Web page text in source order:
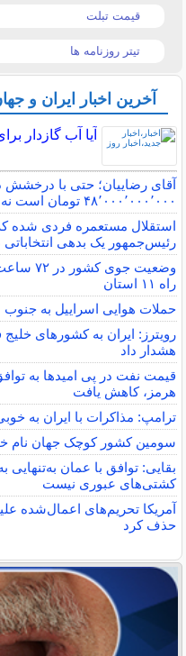
قیمت تبلت
تیتر روزنامه ها
آخرین اخبار ایران و
آیا آب گازدار
آقای رضاییان؛ حتی با
۴۸٬۰۰۰٬۰۰۰٬۰۰۰ تومان است نه ۲۵۰٬۰۰۰٬۰۰۰٬۰۰۰
استقلال مستعمره فردی شده که
رئیس‌جمهور یک بدهی انتخاباتی
وضعیت
راه ۱۱ استان
حملات هوایی اسراییل به جنوب
رویترز: ایران به کشورهای
هشدار داد
قیمت نفت در پی امیدها به
هرمز، کاهش یافت
ترامپ: مذاکرات با ایران به
سومین کشور کوچک جهان نام
بقایی: توافق با عمان
کشتی‌های عبوری نیست
آمریکا تحریم‌های اعمال‌شده
حذف کرد